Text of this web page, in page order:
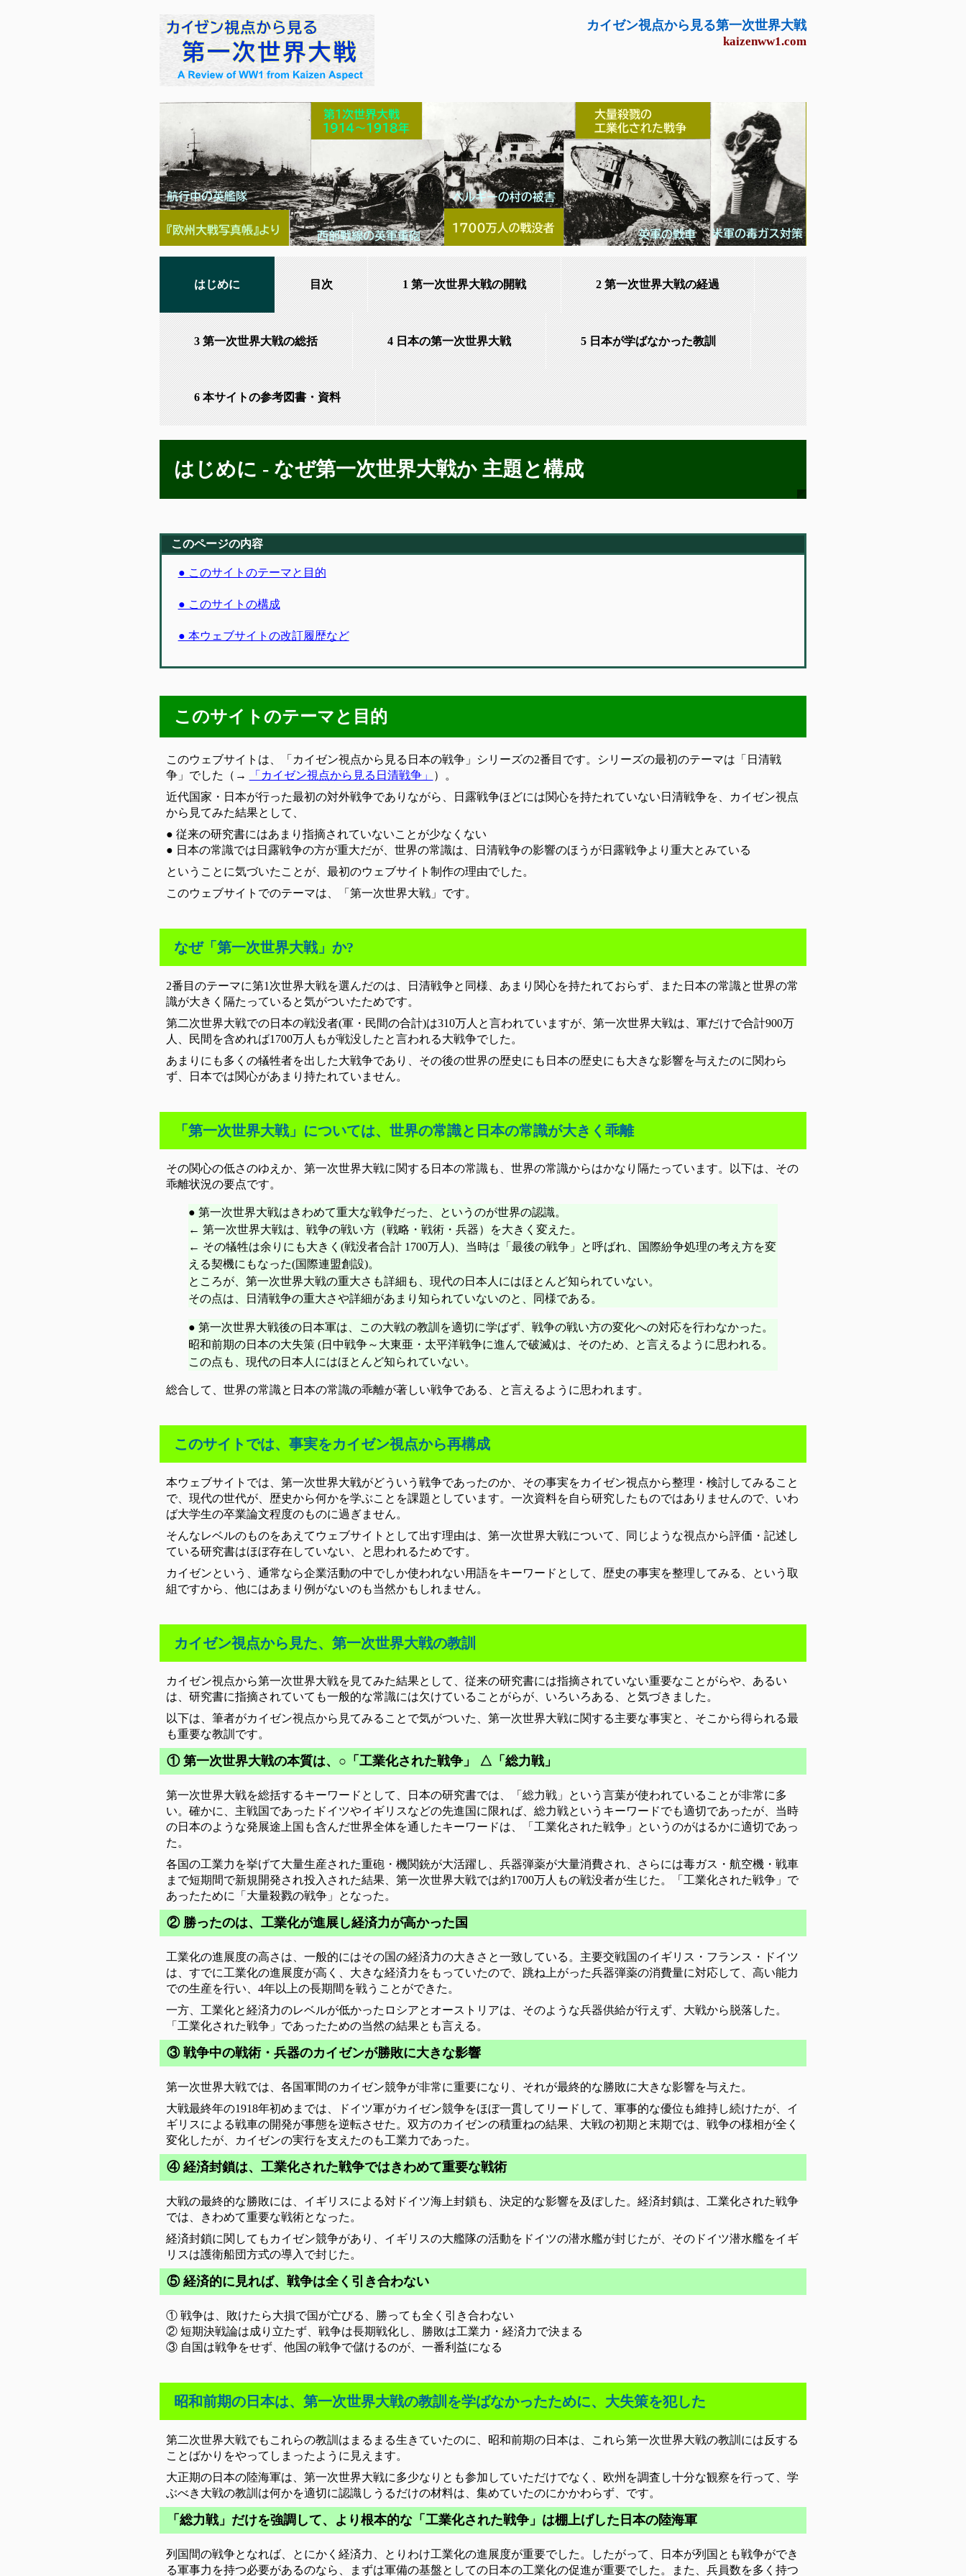
カイゼン視点から見る第一次世界大戦
kaizenww1.com
はじめに 目次 1 第一次世界大戦の開戦 2 第一次世界大戦の経過
3 第一次世界大戦の総括 4 日本の第一次世界大戦 5 日本が学ばなかった教訓
6 本サイトの参考図書・資料
はじめに - なぜ第一次世界大戦か 主題と構成
このページの内容
● このサイトのテーマと目的
● このサイトの構成
● 本ウェブサイトの改訂履歴など
このサイトのテーマと目的
このウェブサイトは、「カイゼン視点から見る日本の戦争」シリーズの2番目です。シリーズの最初のテーマは「日清戦
争」でした（→
「カイゼン視点から見る日清戦争」
）。
近代国家・日本が行った最初の対外戦争でありながら、日露戦争ほどには関心を持たれていない日清戦争を、カイゼン視点
から見てみた結果として、
● 従来の研究書にはあまり指摘されていないことが少なくない
● 日本の常識では日露戦争の方が重大だが、世界の常識は、日清戦争の影響のほうが日露戦争より重大とみている
ということに気づいたことが、最初のウェブサイト制作の理由でした。
このウェブサイトでのテーマは、「第一次世界大戦」です。
なぜ「第一次世界大戦」か?
2番目のテーマに第1次世界大戦を選んだのは、日清戦争と同様、あまり関心を持たれておらず、また日本の常識と世界の常
識が大きく隔たっていると気がついたためです。
第二次世界大戦での日本の戦没者(軍・民間の合計)は310万人と言われていますが、第一次世界大戦は、軍だけで合計900万
人、民間を含めれば1700万人もが戦没したと言われる大戦争でした。
あまりにも多くの犠牲者を出した大戦争であり、その後の世界の歴史にも日本の歴史にも大きな影響を与えたのに関わら
ず、日本では関心があまり持たれていません。
「第一次世界大戦」については、世界の常識と日本の常識が大きく乖離
その関心の低さのゆえか、第一次世界大戦に関する日本の常識も、世界の常識からはかなり隔たっています。以下は、その
乖離状況の要点です。
● 第一次世界大戦はきわめて重大な戦争だった、というのが世界の認識。
← 第一次世界大戦は、戦争の戦い方（戦略・戦術・兵器）を大きく変えた。
← その犠牲は余りにも大きく(戦没者合計 1700万人)、当時は「最後の戦争」と呼ばれ、国際紛争処理の考え方を変
える契機にもなった(国際連盟創設)。
ところが、第一次世界大戦の重大さも詳細も、現代の日本人にはほとんど知られていない。
その点は、日清戦争の重大さや詳細があまり知られていないのと、同様である。
● 第一次世界大戦後の日本軍は、この大戦の教訓を適切に学ばず、戦争の戦い方の変化への対応を行わなかった。
昭和前期の日本の大失策 (日中戦争～大東亜・太平洋戦争に進んで破滅)は、そのため、と言えるように思われる。
この点も、現代の日本人にはほとんど知られていない。
総合して、世界の常識と日本の常識の乖離が著しい戦争である、と言えるように思われます。
このサイトでは、事実をカイゼン視点から再構成
本ウェブサイトでは、第一次世界大戦がどういう戦争であったのか、その事実をカイゼン視点から整理・検討してみること
で、現代の世代が、歴史から何かを学ぶことを課題としています。一次資料を自ら研究したものではありませんので、いわ
ば大学生の卒業論文程度のものに過ぎません。
そんなレベルのものをあえてウェブサイトとして出す理由は、第一次世界大戦について、同じような視点から評価・記述し
ている研究書はほぼ存在していない、と思われるためです。
カイゼンという、通常なら企業活動の中でしか使われない用語をキーワードとして、歴史の事実を整理してみる、という取
組ですから、他にはあまり例がないのも当然かもしれません。
カイゼン視点から見た、第一次世界大戦の教訓
カイゼン視点から第一次世界大戦を見てみた結果として、従来の研究書には指摘されていない重要なことがらや、あるい
は、研究書に指摘されていても一般的な常識には欠けていることがらが、いろいろある、と気づきました。
以下は、筆者がカイゼン視点から見てみることで気がついた、第一次世界大戦に関する主要な事実と、そこから得られる最
も重要な教訓です。
① 第一次世界大戦の本質は、○「工業化された戦争」 △「総力戦」
第一次世界大戦を総括するキーワードとして、日本の研究書では、「総力戦」という言葉が使われていることが非常に多
い。確かに、主戦国であったドイツやイギリスなどの先進国に限れば、総力戦というキーワードでも適切であったが、当時
の日本のような発展途上国も含んだ世界全体を通したキーワードは、「工業化された戦争」というのがはるかに適切であっ
た。
各国の工業力を挙げて大量生産された重砲・機関銃が大活躍し、兵器弾薬が大量消費され、さらには毒ガス・航空機・戦車
まで短期間で新規開発され投入された結果、第一次世界大戦では約1700万人もの戦没者が生じた。「工業化された戦争」で
あったために「大量殺戮の戦争」となった。
② 勝ったのは、工業化が進展し経済力が高かった国
工業化の進展度の高さは、一般的にはその国の経済力の大きさと一致している。主要交戦国のイギリス・フランス・ドイツ
は、すでに工業化の進展度が高く、大きな経済力をもっていたので、跳ね上がった兵器弾薬の消費量に対応して、高い能力
での生産を行い、4年以上の長期間を戦うことができた。
一方、工業化と経済力のレベルが低かったロシアとオーストリアは、そのような兵器供給が行えず、大戦から脱落した。
「工業化された戦争」であったための当然の結果とも言える。
③ 戦争中の戦術・兵器のカイゼンが勝敗に大きな影響
第一次世界大戦では、各国軍間のカイゼン競争が非常に重要になり、それが最終的な勝敗に大きな影響を与えた。
大戦最終年の1918年初めまでは、ドイツ軍がカイゼン競争をほぼ一貫してリードして、軍事的な優位も維持し続けたが、イ
ギリスによる戦車の開発が事態を逆転させた。双方のカイゼンの積重ねの結果、大戦の初期と末期では、戦争の様相が全く
変化したが、カイゼンの実行を支えたのも工業力であった。
④ 経済封鎖は、工業化された戦争ではきわめて重要な戦術
大戦の最終的な勝敗には、イギリスによる対ドイツ海上封鎖も、決定的な影響を及ぼした。経済封鎖は、工業化された戦争
では、きわめて重要な戦術となった。
経済封鎖に関してもカイゼン競争があり、イギリスの大艦隊の活動をドイツの潜水艦が封じたが、そのドイツ潜水艦をイギ
リスは護衛船団方式の導入で封じた。
⑤ 経済的に見れば、戦争は全く引き合わない
① 戦争は、敗けたら大損で国が亡びる、勝っても全く引き合わない
② 短期決戦論は成り立たず、戦争は長期戦化し、勝敗は工業力・経済力で決まる
③ 自国は戦争をせず、他国の戦争で儲けるのが、一番利益になる
昭和前期の日本は、第一次世界大戦の教訓を学ばなかったために、大失策を犯した
第二次世界大戦でもこれらの教訓はまるまる生きていたのに、昭和前期の日本は、これら第一次世界大戦の教訓には反する
ことばかりをやってしまったように見えます。
大正期の日本の陸海軍は、第一次世界大戦に多少なりとも参加していただけでなく、欧州を調査し十分な観察を行って、学
ぶべき大戦の教訓は何かを適切に認識しうるだけの材料は、集めていたのにかかわらず、です。
「総力戦」だけを強調して、より根本的な「工業化された戦争」は棚上げした日本の陸海軍
列国間の戦争となれば、とにかく経済力、とりわけ工業化の進展度が重要でした。したがって、日本が列国とも戦争ができ
る軍事力を持つ必要があるのなら、まずは軍備の基盤としての日本の工業化の促進が重要でした。また、兵員数を多く持つ